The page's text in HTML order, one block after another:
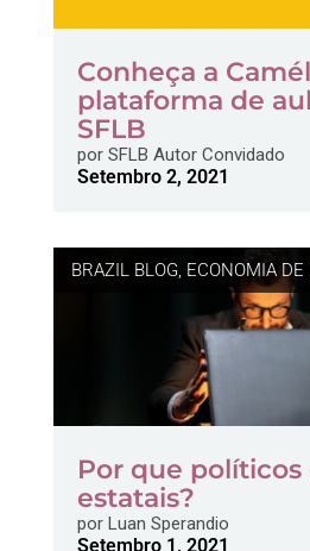
Conheça a
plataforma de
SFLB
porSFLB Autor Convidado
Setembro 2, 2021
BRAZIL BLOG, ECONOMIA
Por que
estatais?
porLuan Sperandio
Setembro 1, 2021